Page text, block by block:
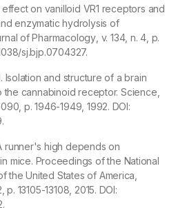
on vanilloid VR1 receptors and
enzymatic hydrolysis of
of Pharmacology, v. 134, n. 4, p.
sj.bjp.0704327.
Isolation and structure of a brain
the cannabinoid receptor.Science
p. 1946-1949, 1992. DOI:
runner's high depends on
mice. Proceedings of the National
the United States of America
p. 13105-13108, 2015. DOI: